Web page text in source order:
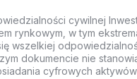
cywilnej
rynkowym, w tym
wszelkiej
dokumencie nie
cyfrowych